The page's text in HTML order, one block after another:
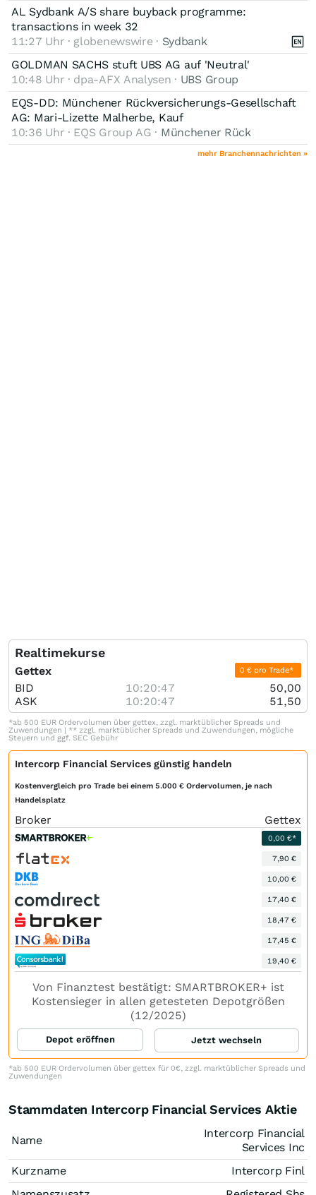
AL Sydbank A/S share buyback programme:
transactions in week 32
11:27 Uhr · globenewswire · Sydbank
GOLDMAN SACHS stuft UBS AG auf 'Neutral'
10:48 Uhr · dpa-AFX Analysen · UBS Group
EQS-DD: Münchener Rückversicherungs-Gesellschaft
AG: Mari-Lizette Malherbe, Kauf
10:36 Uhr · EQS Group AG · Münchener Rück
mehr Branchennachrichten »
Realtimekurse
Gettex 0 € pro Trade*
BID 10:20:47
50,00
ASK
10:20:47 51,50
*ab 500 EUR Ordervolumen über gettex, zzgl. marktüblicher Spreads und
Zuwendungen | ** zzgl. marktüblicher Spreads und Zuwendungen, mögliche
Steuern und ggf. SEC Gebühr
Intercorp Financial Services günstig handeln
Kostenvergleich pro Trade bei einem 5.000 € Ordervolumen, je nach
Handelsplatz
Broker Gettex
0,00 €*
7,90 €
10,00 €
17,40 €
18,47 €
17,45 €
19,40 €
Von Finanztest bestätigt: SMARTBROKER+ ist
Kostensieger in allen getesteten Depotgrößen
(12/2025)
Depot eröffnen Jetzt wechseln
*ab 500 EUR Ordervolumen über gettex für 0€, zzgl. marktüblicher Spreads und
Zuwendungen
Stammdaten Intercorp Financial Services Aktie
Name
Intercorp Financial
Services Inc
Kurzname
Intercorp Finl